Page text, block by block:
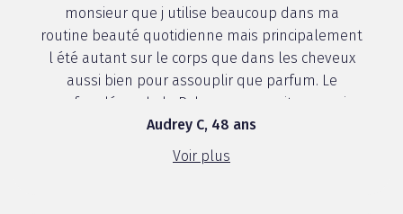
monsieur que j utilise beaucoup dans ma
routine beauté quotidienne mais principalement
l été autant sur le corps que dans les cheveux
aussi bien pour assouplir que parfum. Le
parfum léger de la Palmer s pourrait convenir
pendant l ...
Audrey C, 48 ans
Voir plus